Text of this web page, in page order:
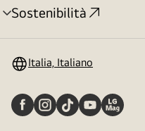
Sostenibilità
Attivazione
Italia, Italiano